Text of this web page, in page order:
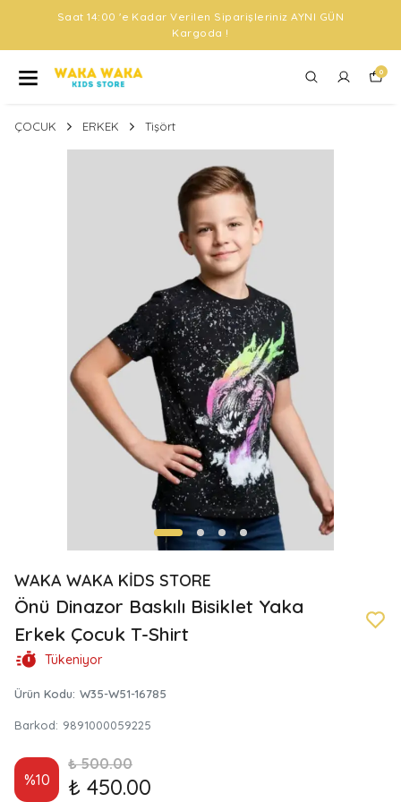
Saat 14:00 'e Kadar Verilen Siparişleriniz AYNI GÜN
Kargoda !
0
ÇOCUK ERKEK Tişört
WAKA WAKA KİDS STORE
Önü Dinazor Baskılı Bisiklet Yaka
Erkek Çocuk T-Shirt
Tükeniyor
Ürün Kodu: W35-W51-16785
Barkod: 9891000059225
%10
₺ 500.00
₺ 450.00